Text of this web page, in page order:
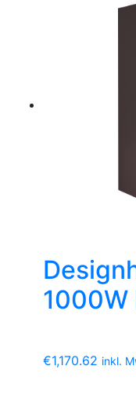
1000W
€1,170.62 inkl.